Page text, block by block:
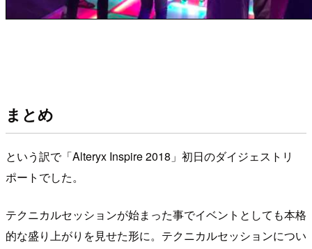
まとめ
という訳で「Alteryx Inspire 2018」初日のダイジェストリ
ポートでした。
テクニカルセッションが始まった事でイベントとしても本格
的な盛り上がりを見せた形に。テクニカルセッションについ